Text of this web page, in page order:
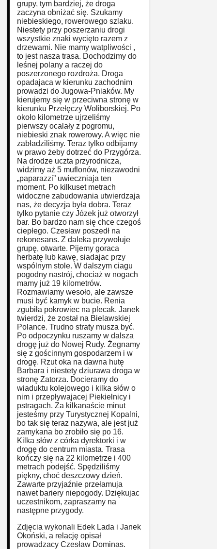
grupy, tym bardziej, że droga
zaczyna obniżać się. Szukamy
niebieskiego, rowerowego szlaku.
Niestety przy poszerzaniu drogi
wszystkie znaki wycięto razem z
drzewami. Nie mamy watpliwości ,
to jest nasza trasa. Dochodzimy do
leśnej polany a raczej do
poszerzonego rozdroża. Droga
opadajaca w kierunku zachodnim
prowadzi do Jugowa-Pniaków. My
kierujemy się w przeciwna stronę w
kierunku Przełęczy Woliborskiej. Po
około kilometrze ujrzeliśmy
pierwszy ocalały z pogromu,
niebieski znak rowerowy. A więc nie
zabładziliśmy. Teraz tylko odbijamy
w prawo żeby dotrzeć do Przygórza.
Na drodze uczta przyrodnicza,
widzimy aż 5 muflonów, niezawodni
„paparazzi” uwieczniaja ten
moment. Po kilkuset metrach
widoczne zabudowania utwierdzaja
nas, że decyzja była dobra. Teraz
tylko pytanie czy Józek już otworzył
bar. Bo bardzo nam się chce czegoś
ciepłego. Czesław poszedł na
rekonesans. Z daleka przywołuje
grupę, otwarte. Pijemy goraca
herbatę lub kawę, siadajac przy
wspólnym stole. W dalszym ciagu
pogodny nastrój, chociaż w nogach
mamy już 19 kilometrów.
Rozmawiamy wesoło, ale zawsze
musi być kamyk w bucie. Renia
zgubiła pokrowiec na plecak. Janek
twierdzi, że został na Bielawskiej
Polance. Trudno straty musza być.
Po odpoczynku ruszamy w dalsza
drogę już do Nowej Rudy. Żegnamy
się z gościnnym gospodarzem i w
drogę. Rzut oka na dawna hutę
Barbara i niestety dziurawa droga w
stronę Zatorza. Docieramy do
wiaduktu kolejowego i kilka słów o
nim i przepływajacej Piekielnicy i
pstragach. Za kilkanaście minut
jesteśmy przy Turystycznej Kopalni,
bo tak się teraz nazywa, ale jest już
zamykana bo zrobiło się po 16.
Kilka słów z córka dyrektorki i w
drogę do centrum miasta. Trasa
kończy się na 22 kilometrze i 400
metrach podejść. Spędziliśmy
piękny, choć deszczowy dzień.
Zawarte przyjaźnie przełamuja
nawet bariery niepogody. Dziękujac
uczestnikom, zapraszamy na
następne przygody.
Zdjęcia wykonali Edek Lada i Janek
Okoński, a relację opisał
prowadzacy Czesław Dominas.